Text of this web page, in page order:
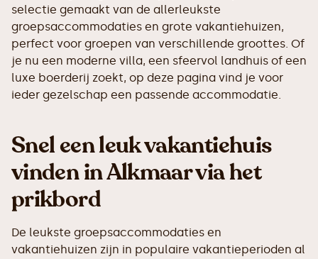
selectie gemaakt van de allerleukste
groepsaccommodaties en grote vakantiehuizen,
perfect voor groepen van verschillende groottes. Of
je nu een moderne villa, een sfeervol landhuis of een
luxe boerderij zoekt, op deze pagina vind je voor
ieder gezelschap een passende accommodatie.
Snel een leuk vakantiehuis
vinden in Alkmaar via het
prikbord
De leukste groepsaccommodaties en
vakantiehuizen zijn in populaire vakantieperioden al